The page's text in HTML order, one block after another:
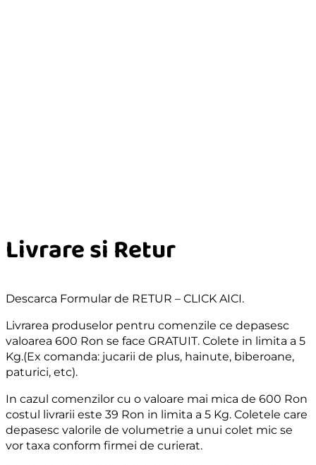
Livrare si Retur
Descarca Formular de RETUR – CLICK AICI.
Livrarea produselor pentru comenzile ce depasesc
valoarea 600 Ron se face GRATUIT. Colete in limita a 5
Kg.(Ex comanda: jucarii de plus, hainute, biberoane,
paturici, etc).
In cazul comenzilor cu o valoare mai mica de 600 Ron
costul livrarii este 39 Ron in limita a 5 Kg. Coletele care
depasesc valorile de volumetrie a unui colet mic se
vor taxa conform firmei de curierat.